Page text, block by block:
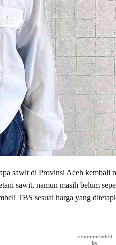
sawit di Provinsi Aceh kembali
sawit, namun masih belum
TBS sesuai harga yang